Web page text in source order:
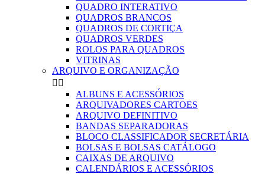
QUADRO INTERATIVO
QUADROS BRANCOS
QUADROS DE CORTIÇA
QUADROS VERDES
ROLOS PARA QUADROS
VITRINAS
ARQUIVO E ORGANIZAÇÃO
 
ALBUNS E ACESSÓRIOS
ARQUIVADORES CARTOES
ARQUIVO DEFINITIVO
BANDAS SEPARADORAS
BLOCO CLASSIFICADOR SECRETÁRIA
BOLSAS E BOLSAS CATÁLOGO
CAIXAS DE ARQUIVO
CALENDÁRIOS E ACESSÓRIOS